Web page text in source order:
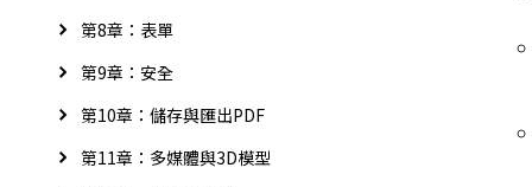
第8章：表單
第9章：安全
第10章：儲存與匯出PDF
第11章：多媒體與3D模型